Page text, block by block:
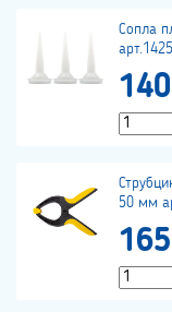
Сопла
50 мм